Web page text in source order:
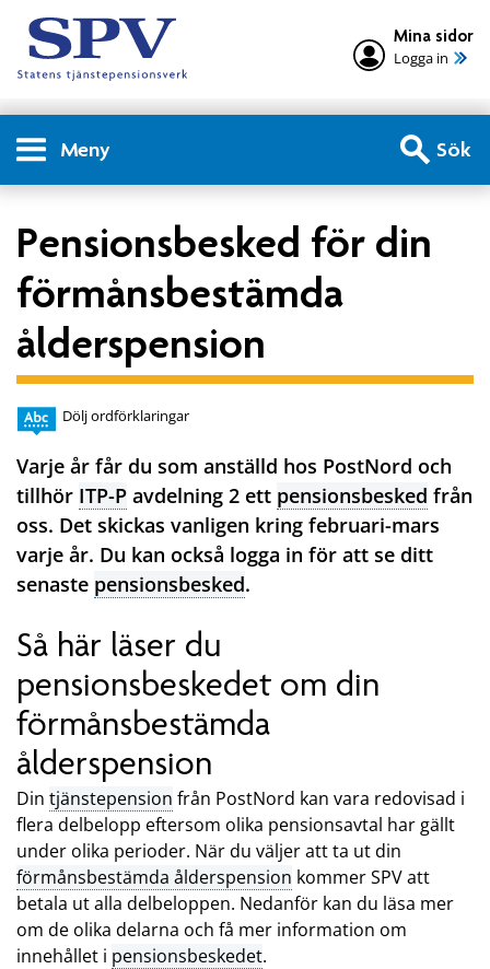
Mina sidor
Logga in
Meny Sök
Pensionsbesked för din
förmånsbestämda
ålderspension
Dölj ordförklaringar
Varje år får du som anställd hos PostNord och
tillhör ITP-P avdelning 2 ett pensionsbesked från
oss. Det skickas vanligen kring februari-mars
varje år. Du kan också logga in för att se ditt
senaste pensionsbesked.
Så här läser du
pensionsbeskedet om din
förmånsbestämda
ålderspension
Din tjänstepension från PostNord kan vara redovisad i
flera delbelopp eftersom olika pensionsavtal har gällt
under olika perioder. När du väljer att ta ut din
förmånsbestämda ålderspension kommer SPV att
betala ut alla delbeloppen. Nedanför kan du läsa mer
om de olika delarna och få mer information om
innehållet i pensionsbeskedet.